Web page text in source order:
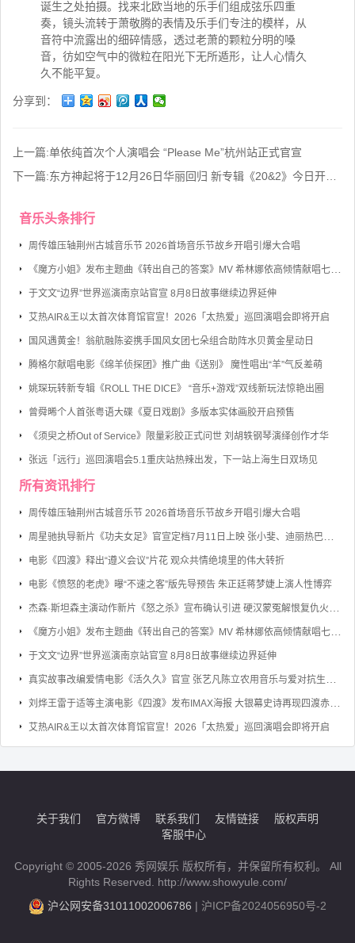
诞生之处拍摄。找来北欧当地的乐手们组成弦乐四重
奏，镜头流转于萧敬腾的表情及乐手们专注的模样，从
音符中流露出的细碎情感，透过老萧的颗粒分明的嗓
音，彷如空气中的微粒在阳光下无所遁形，让人心情久
久不能平复。
分享到：
上一篇:单依纯首次个人演唱会 “Please Me”杭州站正式官宣
下一篇:东方神起将于12月26日华丽回归 新专辑《20&2》今日开启预售
音乐头条排行
周传雄压轴荆州古城音乐节 2026首场音乐节故乡开唱引爆大合唱
于文文“边界”世界巡演南京站官宣 8月8日故事继续边界延伸
艾热AIR&王以太首次体育馆官宣！2026「太热爱」巡回演唱会即将开启
国风遇黄金！翁航融陈姿携手国风女团七朵组合助阵水贝黄金星动日
腾格尔献唱电影《绵羊侦探团》推广曲《送别》 魔性唱出“羊”气反差萌
姚琛玩转新专辑《ROLL THE DICE》 “音乐+游戏”双线新玩法惊艳出圈
曾舜晞个人首张粤语大碟《夏日戏剧》多版本实体画胶开启预售
《须臾之桥Out of Service》限量彩胶正式问世 刘胡轶钢琴演绎创作才华
张远「远行」巡回演唱会5.1重庆站热辣出发，下一站上海生日双场见
所有资讯排行
周传雄压轴荆州古城音乐节 2026首场音乐节故乡开唱引爆大合唱
电影《四渡》释出“遵义会议”片花 观众共情绝境里的伟大转折
电影《愤怒的老虎》曝“不速之客”版先导预告 朱正廷蒋梦婕上演人性博弈
于文文“边界”世界巡演南京站官宣 8月8日故事继续边界延伸
艾热AIR&王以太首次体育馆官宣！2026「太热爱」巡回演唱会即将开启
关于我们 官方微博 联系我们 友情链接
版权声明
客服中心
Copyright © 2005-2026 秀网娱乐 版权所有，并保留所有权利。 All
Rights Reserved. http://www.showyule.com/
沪公网安备31011002006786 | 沪ICP备2024056950号-2